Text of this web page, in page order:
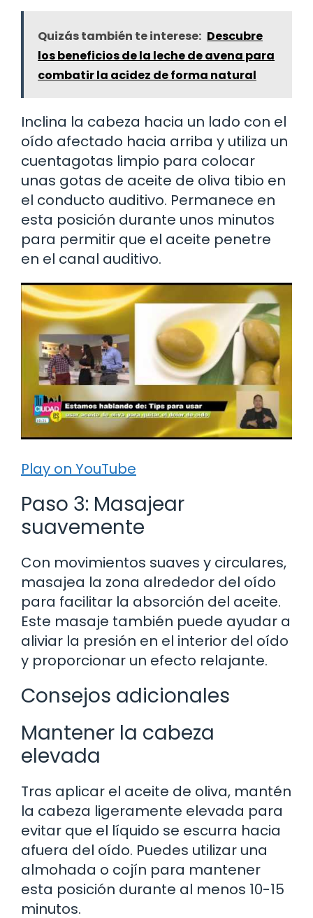
Quizás también te interese: Descubre
los beneficios de la leche de avena para
combatir la acidez de forma natural
Inclina la cabeza hacia un lado con el
oído afectado hacia arriba y utiliza un
cuentagotas limpio para colocar
unas gotas de aceite de oliva tibio en
el conducto auditivo. Permanece en
esta posición durante unos minutos
para permitir que el aceite penetre
en el canal auditivo.
Play on YouTube
Paso 3: Masajear
suavemente
Con movimientos suaves y circulares,
masajea la zona alrededor del oído
para facilitar la absorción del aceite.
Este masaje también puede ayudar a
aliviar la presión en el interior del oído
y proporcionar un efecto relajante.
Consejos adicionales
Mantener la cabeza
elevada
Tras aplicar el aceite de oliva, mantén
la cabeza ligeramente elevada para
evitar que el líquido se escurra hacia
afuera del oído. Puedes utilizar una
almohada o cojín para mantener
esta posición durante al menos 10-15
minutos.